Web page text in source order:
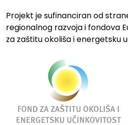
Projekt je sufinanciran od
regionalnog razvoja i fondova
za zaštitu okoliša i energetsku